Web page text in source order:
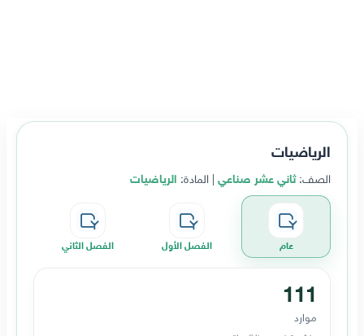
الرياضيات
الصف:ثاني عشر صناعي | المادة: الرياضيات
عام الفصل الأول الفصل الثاني
111
موارد